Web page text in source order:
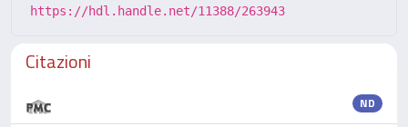
https://hdl.handle.net/11388/263943
Citazioni
ND